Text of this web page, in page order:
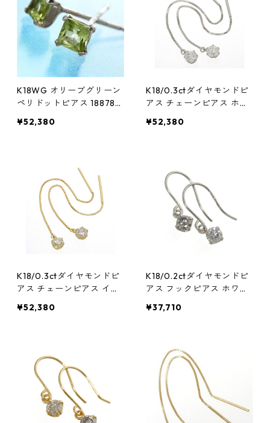
K18WG オリーブグリーン
ペリドットピアス 188786
レディース
¥52,380
K18/0.3ctダイヤモンドピ
アス チェーンピアス ホワ
アクセサリー レディース
¥52,380
K18/0.3ctダイヤモンドピ
アス チェーンピアス イエ
アクセサリー レディース
¥52,380
K18/0.2ctダイヤモンドピ
アス フックピアス ホワイ
クセサリー レディース
¥37,710